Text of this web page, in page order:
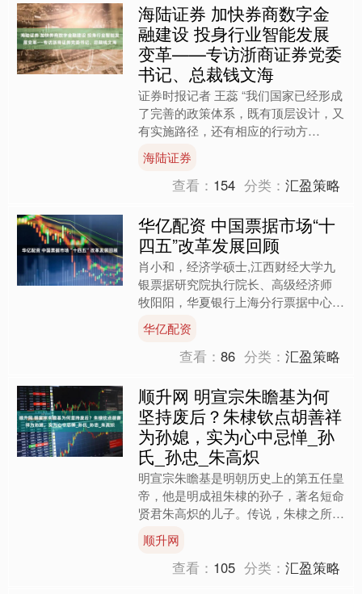
海陆证券 加快券商数字金
融建设 投身行业智能发展
变革——专访浙商证券党委
书记、总裁钱文海
证券时报记者 王蕊 “我们国家已经形成
了完善的政策体系，既有顶层设计，又
有实施路径，还有相应的行动方
案。”浙商证券党委书记、总裁钱文海
在接受证券时报记者专访时表....
海陆证券
查看： 154 分类：汇盈策略
华亿配资 中国票据市场“十
四五”改革发展回顾
肖小和，经济学硕士,江西财经大学九
银票据研究院执行院长、高级经济师
牧阳阳，华夏银行上海分行票据中心副
总经理，高级经济师 皇甫嘉麟，常熟
农商银行票据业务部总经理....
华亿配资
查看：86 分类：汇盈策略
顺升网 明宣宗朱瞻基为何
坚持废后？朱棣钦点胡善祥
为孙媳，实为心中忌惮_孙
氏_孙忠_朱高炽
明宣宗朱瞻基是明朝历史上的第五任皇
帝，他是明成祖朱棣的孙子，著名短命
贤君朱高炽的儿子。传说，朱棣之所以
坚持立朱高炽为太子，是因为他看中了
朱瞻基的潜力，认为他将来....
顺升网
查看： 105 分类：汇盈策略